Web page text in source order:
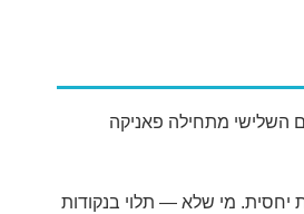
השלישי מתחילה פאניקה
יחסית. מי שלא — תלוי בנקודות